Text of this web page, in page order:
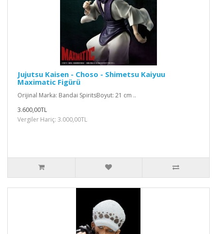
Jujutsu Kaisen - Choso - Shimetsu Kaiyuu
Maximatic Figürü
Orijinal Marka: Bandai SpiritsBoyut: 21 cm ..
3.600,00TL
Vergiler Hariç: 3.000,00TL